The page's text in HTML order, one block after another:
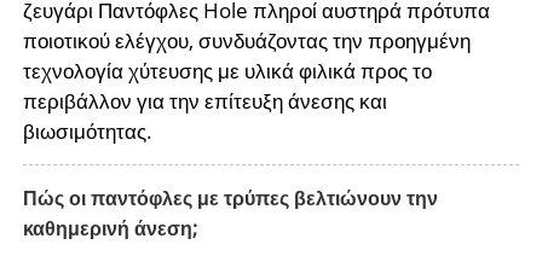
ζευγάρι Παντόφλες Hole πληροί αυστηρά πρότυπα
ποιοτικού ελέγχου, συνδυάζοντας την προηγμένη
τεχνολογία χύτευσης με υλικά φιλικά προς το
περιβάλλον για την επίτευξη άνεσης και
βιωσιμότητας.
Πώς οι παντόφλες με τρύπες βελτιώνουν την
καθημερινή άνεση;